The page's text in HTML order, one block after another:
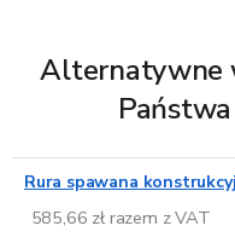
Alternatywne
Rura spawana
585,66 zł razem z VAT